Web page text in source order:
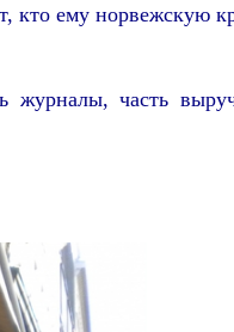
кто ему норвежскую
журналы, часть